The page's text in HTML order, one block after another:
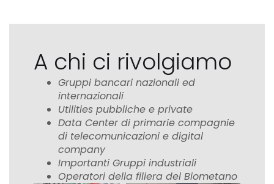
A chi ci rivolgiamo
Gruppi bancari nazionali ed
internazionali
Utilities pubbliche e private
Data Center di primarie compagnie
di telecomunicazioni e digital
company
Importanti Gruppi industriali
Operatori della filiera del Biometano